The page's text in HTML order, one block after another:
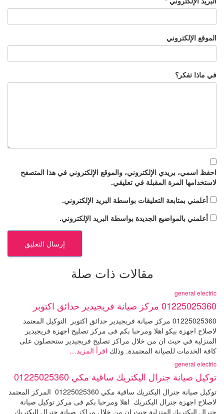
الموقع الإلكتروني
في ماذا تفكر؟
احفظ اسمي، بريدي الإلكتروني، والموقع الإلكتروني في هذا المتصفح
لاستخدامها المرة المقبلة في تعليقي.
أعلمني بمتابعة التعليقات بواسطة البريد الإلكتروني.
أعلمني بالمواضيع الجديدة بواسطة البريد الإلكتروني.
مقالات ذات صلة
general electric
01225025360 مركز صيانة فريجيدير حدائق اكتوبر
01225025360 مركز صيانة فريجيدير حدائق اكتوبر التوكيل المعتمد
لاصلاح اجهزة بيكو اهلا ومرحبا بكم فى مركز تصليح اجهزة فريجيدير
المنزلية في حيث ان من خلال مراكز تصليح فريجيدير ستحصلون على
كافة الخدمات للصيانة المعتمدة. وذلك اقرأ المزيد…
general electric
توكيل صيانة جنرال اليكتريك ساقية مكي 01225025360
توكيل صيانة جنرال اليكتريك ساقية مكي 01225025360 المركز المعتمد
لاصلاح اجهزة جنرال اليكتريك اهلا ومرحبا بكم فى مركز توكيل صيانة
جنرال اليكتريك المنزلية حيث ان من خلال مراكز صيانة جنرال اليكتريك